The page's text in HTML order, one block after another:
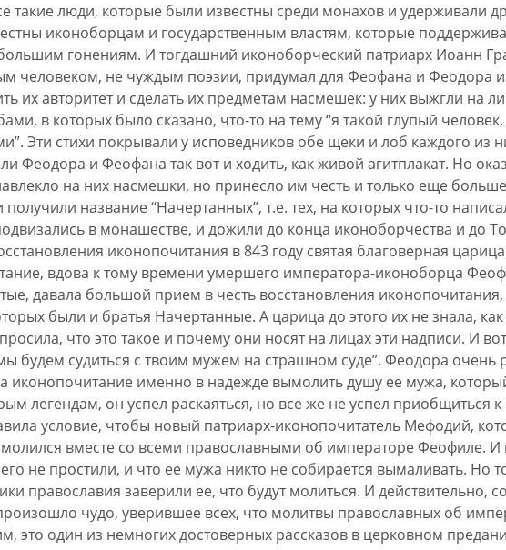
такие люди, которые были известны среди монахов и удерживали
иконоборцам и государственным властям, которые
гонениям. И тогдашний иконоборческий патриарх Иоанн
человеком, не чуждым поэзии, придумал для Феофана и Феодора
их авторитет и сделать их предметам насмешек: у них выжгли на
в которых было сказано, что-то на тему “я такой глупый
Эти стихи покрывали у исповедников обе щеки и лоб каждого из
Феодора и Феофана так вот и ходить, как живой агитплакат. Но
на них насмешки, но принесло им честь и только еще
получили название “Начертанных”, т.е. тех, на которых что-то
в монашестве, и дожили до конца иконоборчества и до
иконопочитания в 843 году святая благоверная
вдова к тому времени умершего императора-иконоборца
давала большой прием в честь восстановления
были и братья Начертанные. А царица до этого их не знала,
что это такое и почему они носят на лицах эти надписи. И
будем судиться с твоим мужем на страшном суде”. Феодора очень
иконопочитание именно в надежде вымолить душу ее мужа,
легендам, он успел раскаяться, но все же не успел приобщиться
условие, чтобы новый патриарх-иконопочитатель Мефодий,
вместе со всеми православными об императоре Феофиле. И
не простили, и что ее мужа никто не собирается вымаливать. Но
православия заверили ее, что будут молиться. И действительно,
чудо, уверившее всех, что молитвы православных об
это один из немногих достоверных рассказов в церковном